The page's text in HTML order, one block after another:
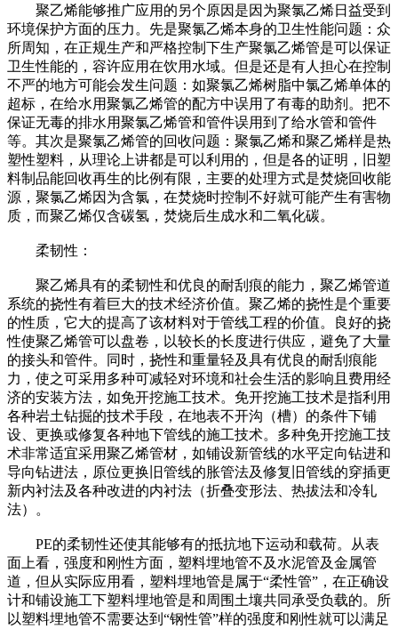
聚乙烯能够推广应用的另个原因是因为聚氯乙烯日益受到
环境保护方面的压力。先是聚氯乙烯本身的卫生性能问题：众
所周知，在正规生产和严格控制下生产聚氯乙烯管是可以保证
卫生性能的，容许应用在饮用水域。但是还是有人担心在控制
不严的地方可能会发生问题：如聚氯乙烯树脂中氯乙烯单体的
超标，在给水用聚氯乙烯管的配方中误用了有毒的助剂。把不
保证无毒的排水用聚氯乙烯管和管件误用到了给水管和管件
等。其次是聚氯乙烯管的回收问题：聚氯乙烯和聚乙烯样是热
塑性塑料，从理论上讲都是可以利用的，但是各的证明，旧塑
料制品能回收再生的比例有限，主要的处理方式是焚烧回收能
源，聚氯乙烯因为含氯，在焚烧时控制不好就可能产生有害物
质，而聚乙烯仅含碳氢，焚烧后生成水和二氧化碳。
柔韧性：
聚乙烯具有的柔韧性和优良的耐刮痕的能力，聚乙烯管道
系统的挠性有着巨大的技术经济价值。聚乙烯的挠性是个重要
的性质，它大的提高了该材料对于管线工程的价值。良好的挠
性使聚乙烯管可以盘卷，以较长的长度进行供应，避免了大量
的接头和管件。同时，挠性和重量轻及具有优良的耐刮痕能
力，使之可采用多种可减轻对环境和社会生活的影响且费用经
济的安装方法，如免开挖施工技术。免开挖施工技术是指利用
各种岩土钻掘的技术手段，在地表不开沟（槽）的条件下铺
设、更换或修复各种地下管线的施工技术。多种免开挖施工技
术非常适宜采用聚乙烯管材，如铺设新管线的水平定向钻进和
导向钻进法，原位更换旧管线的胀管法及修复旧管线的穿插更
新内衬法及各种改进的内衬法（折叠变形法、热拔法和冷轧
法）。
PE的柔韧性还使其能够有的抵抗地下运动和载荷。从表
面上看，强度和刚性方面，塑料埋地管不及水泥管及金属管
道，但从实际应用看，塑料埋地管是属于“柔性管”，在正确设
计和铺设施工下塑料埋地管是和周围土壤共同承受负载的。所
以塑料埋地管不需要达到“钢性管”样的强度和刚性就可以满足